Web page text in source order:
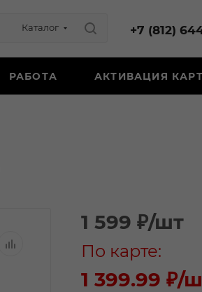
Каталог +7 (812)
РАБОТА АКТИВАЦИЯ
1 599 ₽/шт
По карте:
1 399.99 ₽/